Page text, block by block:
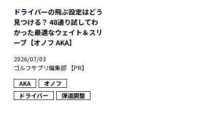
ドライバーの飛ぶ設定はどう
見つける？ 48通り試してわ
かった最適なウェイト＆スリ
ーブ【オノフ AKA】
2026/07/03
ゴルフサプリ編集部 【PR】
AKA
オノフ
ドライバー
弾道調整